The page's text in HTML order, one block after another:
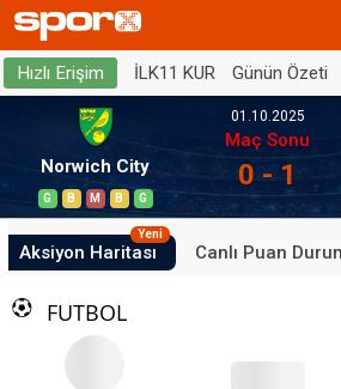
Hızlı Erişim İLK11 KUR Günün Özeti
Norwich City
G B M B G
01.10.2025
Maç Sonu
0 - 1
Aksiyon Haritası
Yeni
Canlı Puan
FUTBOL